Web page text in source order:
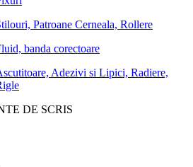
Patroane Cerneala, Rollere
banda corectoare
Adezivi si Lipici, Radiere,
DE SCRIS